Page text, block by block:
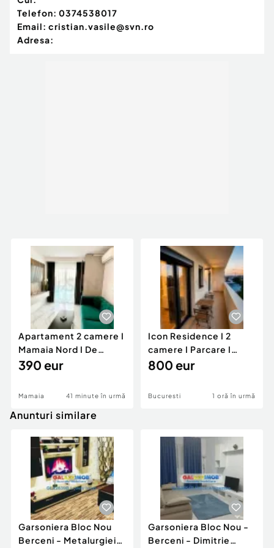
Telefon: 0374538017
Email: cristian.vasile@svn.ro
Adresa:
Apartament 2 camere I
Mamaia Nord I De
inchiriat
390 eur
Mamaia 41 minute în urmă
Icon Residence I 2
camere I Parcare I
Victoriei - Banu Manta
800 eur
Bucuresti 1 oră în urmă
Anunturi similare
Garsoniera Bloc Nou
Berceni - Metalurgiei
Garsoniera Bloc Nou -
Berceni - Dimitrie